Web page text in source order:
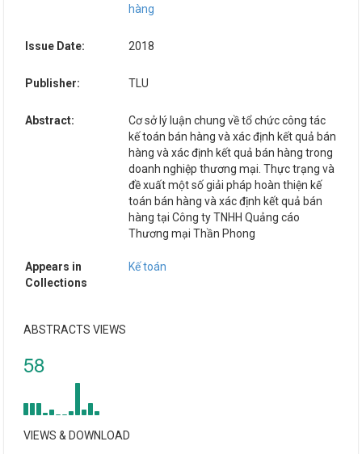
hàng
Issue Date: 2018
Publisher: TLU
Abstract:
Cơ sở lý luận chung về tổ chức công tác
kế toán bán hàng và xác định kết quả bán
hàng và xác định kết quả bán hàng trong
doanh nghiệp thương mại. Thực trạng và
đề xuất một số giải pháp hoàn thiện kế
toán bán hàng và xác định kết quả bán
hàng tại Công ty TNHH Quảng cáo
Thương mại Thần Phong
Appears in
Collections
Kế toán
ABSTRACTS VIEWS
58
VIEWS & DOWNLOAD